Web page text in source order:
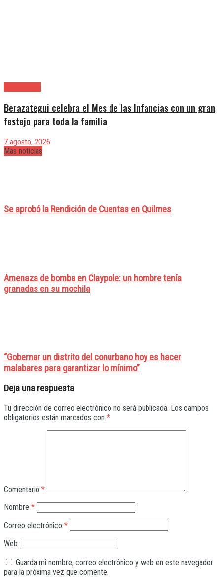
Berazategui celebra el Mes de las Infancias con un gran
festejo para toda la familia
7 agosto, 2026
Mas noticias
Se aprobó la Rendición de Cuentas en Quilmes
Amenaza de bomba en Claypole: un hombre tenía
granadas en su mochila
“Gobernar un distrito del conurbano hoy es hacer
malabares para garantizar lo mínimo”
Deja una respuesta
Tu dirección de correo electrónico no será publicada. Los campos
obligatorios están marcados con *
Comentario *
Nombre *
Correo electrónico *
Web
Guarda mi nombre, correo electrónico y web en este navegador
para la próxima vez que comente.